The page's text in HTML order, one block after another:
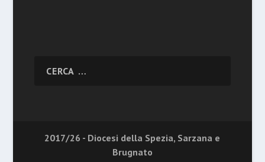
2017/26 - Diocesi della Spezia, Sarzana e
Brugnato